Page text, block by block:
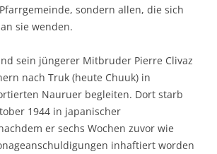
sondern allen, die sich
sie wenden.
sein jüngerer Mitbruder Pierre Clivaz
nach Truk (heute Chuuk) in
Nauruer begleiten. Dort starb
1944 in japanischer
er sechs Wochen zuvor wie
inhaftiert worden